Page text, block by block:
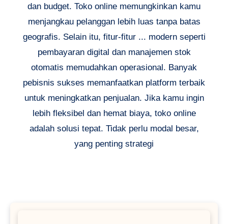
dan budget. Toko online memungkinkan kamu
menjangkau pelanggan lebih luas tanpa batas
geografis. Selain itu, fitur-fitur ... modern seperti
pembayaran digital dan manajemen stok
otomatis memudahkan operasional. Banyak
pebisnis sukses memanfaatkan platform terbaik
untuk meningkatkan penjualan. Jika kamu ingin
lebih fleksibel dan hemat biaya, toko online
adalah solusi tepat. Tidak perlu modal besar,
yang penting strategi